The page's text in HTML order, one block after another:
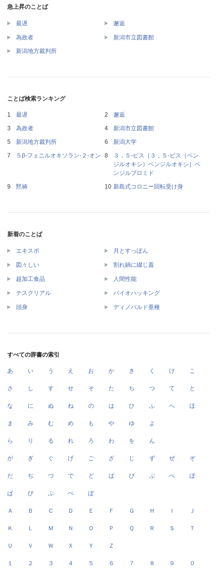
急上昇のことば
最遅 邂逅
為政者 新潟市立図書館
新潟地方裁判所
ことば検索ランキング
最遅
邂逅
為政者
新潟市立図書館
新潟地方裁判所
新潟大学
５β‐フェニルオキソラン‐２‐オン
３，５‐ビス［３，５‐ビス（ベン
ジルオキシ）ベンジルオキシ］ベ
ンジルブロミド
黙祷
新島式コロニー回転受け身
新着のことば
エキスポ 月とすっぽん
図々しい 割れ鍋に綴じ蓋
超加工食品 人間性能
テスクリアル バイオハッキング
頭身 ディノバルド亜種
すべての辞書の索引
あ い う え お か き く け こ
さ し す せ そ た ち つ て と
な に ぬ ね の は ひ ふ へ ほ
ま み む め も や ゆ よ
ら り る れ ろ わ を ん
が ぎ ぐ げ ご ざ じ ず ぜ ぞ
だ ぢ づ で ど ば び ぶ べ ぼ
ぱ ぴ ぷ ぺ ぽ
Ａ Ｂ Ｃ Ｄ Ｅ Ｆ Ｇ Ｈ Ｉ Ｊ
Ｋ Ｌ Ｍ Ｎ Ｏ Ｐ Ｑ Ｒ Ｓ Ｔ
Ｕ Ｖ Ｗ Ｘ Ｙ Ｚ
１ ２ ３ ４ ５ ６ ７ ８ ９ ０